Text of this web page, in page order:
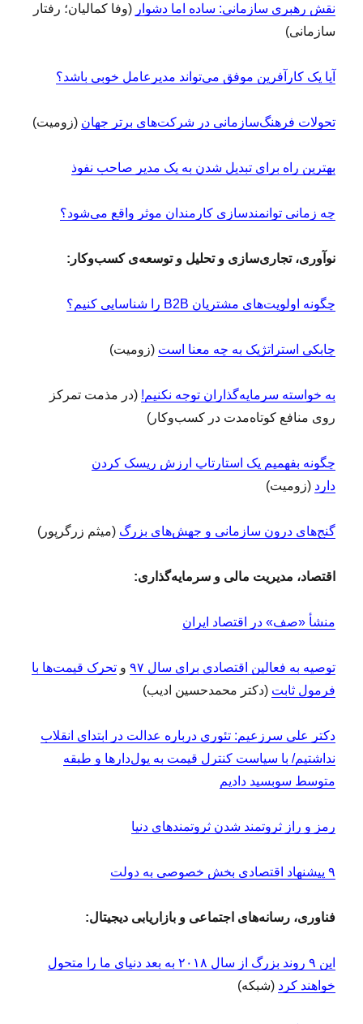
نقش رهبری سازمانی: ساده اما دشوار (وفا کمالیان؛ رفتار
سازمانی)
آیا یک کارآفرین موفق می‌تواند مدیرعامل خوبی باشد؟
تحولات فرهنگ‌سازمانی در شرکت‌های برتر جهان (زومیت)
بهترین راه برای تبدیل شدن به یک مدیر صاحب نفوذ
چه زمانی توانمندسازی کارمندان موثر واقع می‌شود؟
نوآوری، تجاری‌سازی و تحلیل و توسعه‌ی کسب‌وکار:
چگونه اولویت‌های مشتریان B2B را شناسایی کنیم؟
چابکی استراتژیک به چه معنا است (زومیت)
به خواسته سرمایه‌گذاران توجه نکنیم! (در مذمت تمرکز
روی منافع کوتاه‌مدت در کسب‌وکار)
چگونه بفهمیم یک استارتاپ ارزش ریسک کردن
دارد (زومیت)
گنج‌های درون سازمانی و جهش‌های بزرگ (میثم زرگرپور)
اقتصاد، مدیریت مالی و سرمایه‌گذاری:
منشأ «صف» در اقتصاد ایران
توصیه به فعالین اقتصادی برای سال ۹۷ وتحرک قیمت‌ها با
فرمول ثابت (دکتر محمدحسین ادیب)
دکتر علی سرزعیم: تئوری درباره عدالت در ابتدای انقلاب
نداشتیم/ با سیاست کنترل قیمت به پول‌دارها و طبقه
متوسط سوبسید دادیم
رمز و راز ثروتمند شدن ثروتمندهای دنیا
۹ پیشنهاد اقتصادی بخش خصوصی به دولت
فناوری، رسانه‌های اجتماعی و بازاریابی دیجیتال:
این ۹ روند بزرگ از سال ۲۰۱۸ به بعد دنیای ما را متحول
خواهند کرد (شبکه)